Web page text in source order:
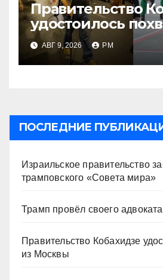
Правительство
удостоилось
Москвы
АВГ 9, 2026 РМ
ПОСЛЕДНИЕ
Израильское правительство
трамповского «Совета мира»
Трамп провёл своего
Правительство Кобахидзе
из Москвы